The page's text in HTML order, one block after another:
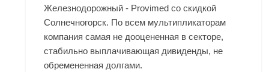
Железнодорожный - Provimed со скидкой
Солнечногорск. По всем мультипликаторам
компания самая не дооцененная в секторе,
стабильно выплачивающая дивиденды, не
обремененная долгами.